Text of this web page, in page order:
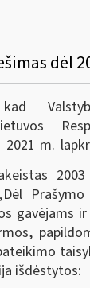
m.
gavėjams
išdėstytos: